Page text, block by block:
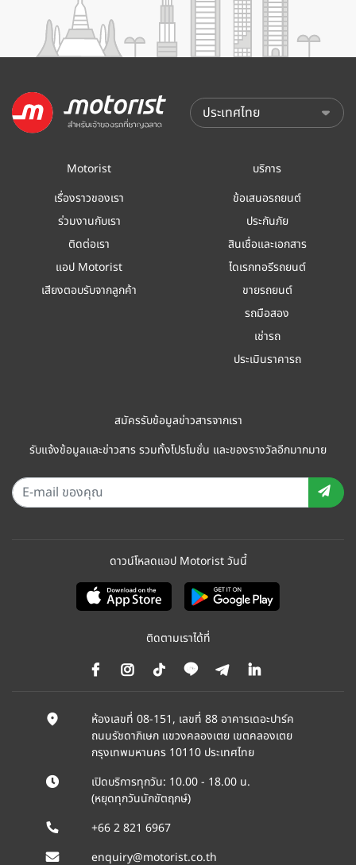
Motorist
เรื่องราวของเรา
ร่วมงานกับเรา
ติดต่อเรา
แอป Motorist
เสียงตอบรับจากลูกค้า
บริการ
ข้อเสนอรถยนต์
ประกันภัย
สินเชื่อและเอกสาร
ไดเรกทอรีรถยนต์
ขายรถยนต์
รถมือสอง
เช่ารถ
ประเมินราคารถ
สมัครรับข้อมูลข่าวสารจากเรา
รับแจ้งข้อมูลและข่าวสาร รวมทั้งโปรโมชั่น และของรางวัลอีกมากมาย
ดาวน์โหลดแอป Motorist วันนี้
ติดตามเราได้ที่
ห้องเลขที่ 08-151, เลขที่ 88 อาคารเดอะปาร์ค
ถนนรัชดาภิเษก แขวงคลองเตย เขตคลองเตย
กรุงเทพมหานคร 10110 ประเทศไทย
เปิดบริการทุกวัน: 10.00 - 18.00 น.
(หยุดทุกวันนักขัตฤกษ์)
+66 2 821 6967
enquiry@motorist.co.th